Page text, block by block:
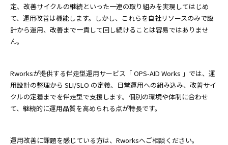
定、改善サイクルの継続といった一連の取り組みを実現してはじめ
て、運用改善は機能します。しかし、これらを自社リソースのみで設
計から運用、改善まで一貫して回し続けることは容易ではありませ
ん。
Rworksが提供する伴走型運用サービス「 OPS-AID Works 」では、運
用設計の整理から SLI/SLO の定義、日常運用への組み込み、改善サイ
クルの定着までを伴走型で支援します。個別の環境や体制に合わせ
て、継続的に運用品質を高められる点が特長です。
運用改善に課題を感じている方は、Rworksへご相談ください。